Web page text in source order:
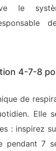
le
4-7-8
de
Elle
: inspirez
pendant 7